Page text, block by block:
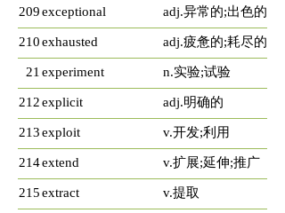
209exceptional adj.异常的;出色的
210exhausted adj.疲惫的;耗尽的
21 experiment n.实验;试验
212explicit adj.明确的
213exploit v.开发;利用
214extend v.扩展;延伸;推广
215extract v.提取